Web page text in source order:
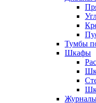
Тумбы
Шкафы